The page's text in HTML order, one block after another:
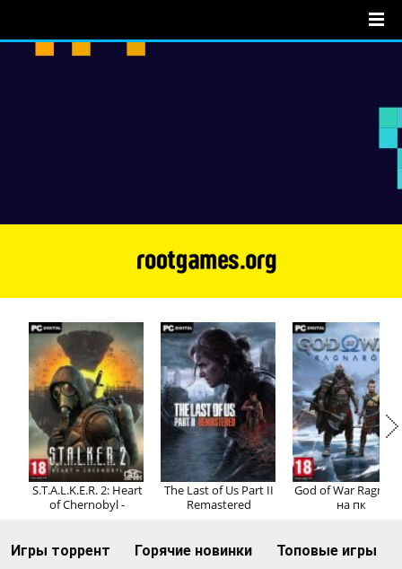
Регистрация Вход
S.T.A.L.K.E.R. 2: Heart
of Chernobyl -
The Last of Us Part II
Remastered
God of War
на пк
Игры торрент Горячие новинки Топовые игры